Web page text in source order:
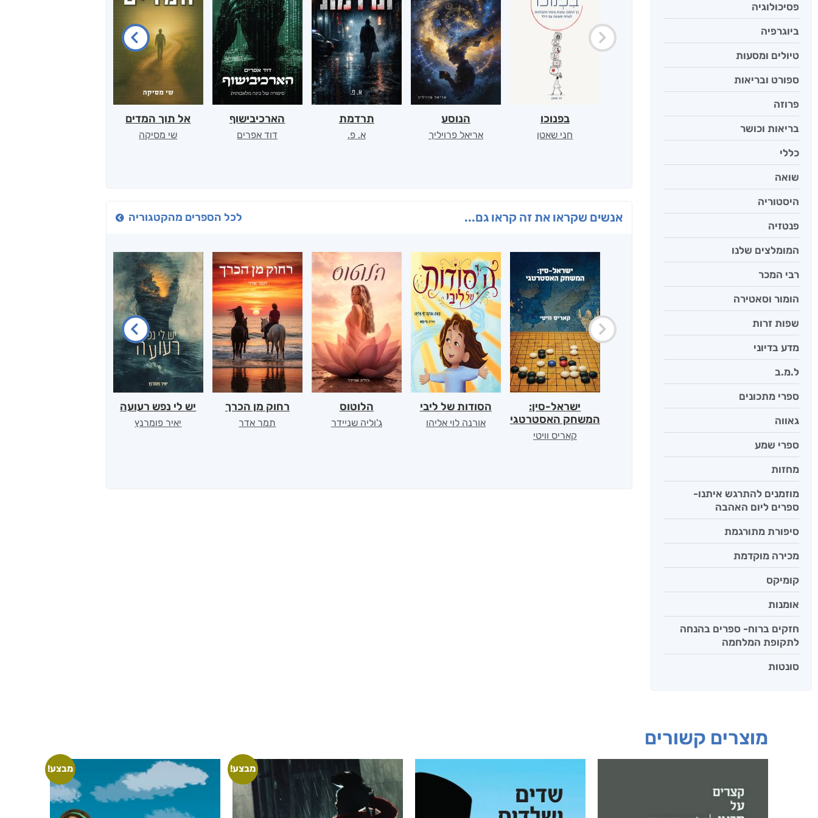
פסיכולוגיה
ביוגרפיה
טיולים ומסעות
ספורט ובריאות
פרוזה
בריאות וכושר
כללי
שואה
היסטוריה
פנטזיה
המומלצים שלנו
רבי המכר
הומור וסאטירה
שפות זרות
מדע בדיוני
ל.מ.ב
ספרי מתכונים
גאווה
ספרי שמע
מחזות
מוזמנים להתרגש איתנו-
ספרים ליום האהבה
סיפורת מתורגמת
מכירה מוקדמת
קומיקס
אומנות
חזקים ברוח- ספרים בהנחה
לתקופת המלחמה
סונטות
בפנוכו
חני שאטן
הנוסע
אריאל פרויליך
תרדמת
א. פ.
הארכיבישוף
דוד אפרים
אל תוך המדים
שי מסיקה
אנשים שקראו את זה קראו גם... לכל הספרים מהקטגוריה
ישראל-סין:
המשחק האסטרטגי
קאריס וויטי
הסודות של ליבי
אורנה לוי אליהו
הלוטוס
ג'וליה שניידר
רחוק מן הכרך
תמר אדר
יש לי נפש רעועה
יאיר פומרנץ
מוצרים קשורים
מבצע! מבצע!